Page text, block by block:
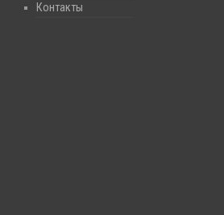
Контакты